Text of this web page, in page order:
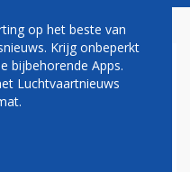
VOOR
op het beste van
Krijg onbeperkt
bijbehorende Apps.
Luchtvaartnieuws